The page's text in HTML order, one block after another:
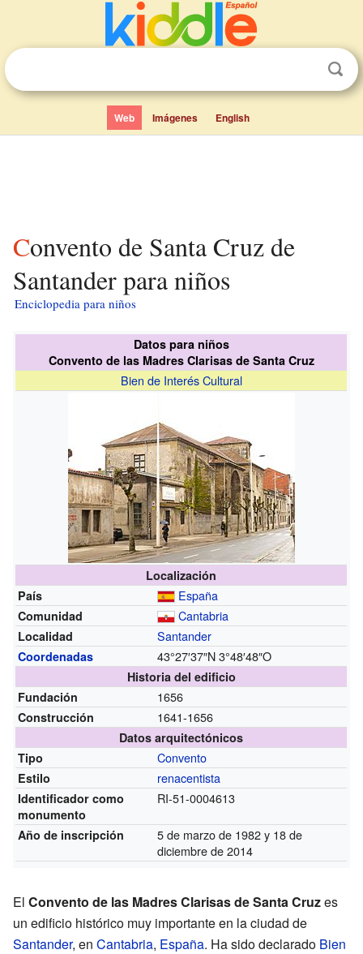
Web Imágenes English
Convento de Santa Cruz de
Santander para niños
Enciclopedia para niños
Datos para niños
Convento de las Madres Clarisas de Santa Cruz
Bien de Interés Cultural
Localización
País
España
Comunidad Cantabria
Localidad Santander
Coordenadas 43°27′37″N3°48′48″O
Historia del edificio
Fundación
1656
Construcción 1641-1656
Datos arquitectónicos
Tipo
Convento
Estilo renacentista
Identificador como
monumento
RI-51-0004613
Año de inscripción
5 de marzo de 1982 y 18 de
diciembre de 2014
El Convento de las Madres Clarisas de Santa Cruzes
un edificio histórico muy importante en la ciudad de
Santander, en Cantabria, España. Ha sido declarado Bien